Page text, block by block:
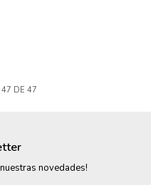
47 DE 47
novedades!